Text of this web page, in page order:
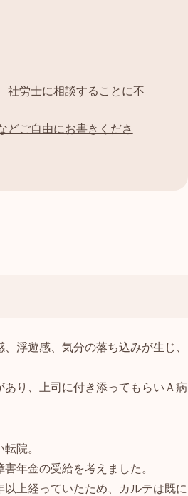
労士に相談することに不
どご自由にお書きくださ
浮遊感、気分の落ち込みが生じ、
り、上司に付き添ってもらいＡ病
院。
年金の受給を考えました。
上経っていたため、カルテは既に